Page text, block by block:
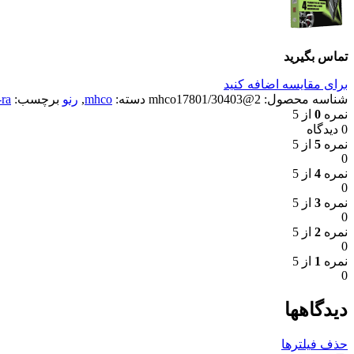
تماس بگیرید
برای مقایسه اضافه کنید
شناسه محصول: 2@30403/mhco17801 دسته: mhco
, رنو برچسب:
نمره 0 از 5
0 دیدگاه
نمره 5 از 5
0
نمره 4 از 5
0
نمره 3 از 5
0
نمره 2 از 5
0
نمره 1 از 5
0
دیدگاهها
حذف فیلترها